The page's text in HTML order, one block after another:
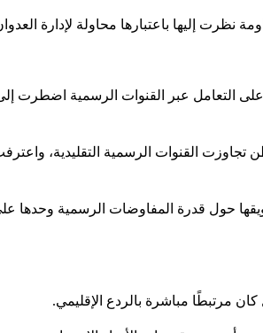
إليها باعتبارها محاولة لإدارة العدوان
التعامل عبر القنوات الرسمية اضطرت
تجاوزت القنوات الرسمية التقليدية،
قدرة المفاوضات الرسمية وحدها على
مرتبطًا مباشرة بالردع الإقليمي.